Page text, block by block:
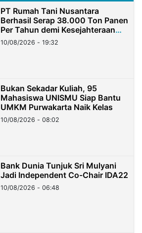
PT Rumah Tani Nusantara
Berhasil Serap 38.000 Ton Panen
Per Tahun demi Kesejahteraan
Petani
10/08/2026 - 19:32
Bukan Sekadar Kuliah, 95
Mahasiswa UNISMU Siap Bantu
UMKM Purwakarta Naik Kelas
10/08/2026 - 08:02
Bank Dunia Tunjuk Sri Mulyani
Jadi Independent Co-Chair IDA22
10/08/2026 - 06:48